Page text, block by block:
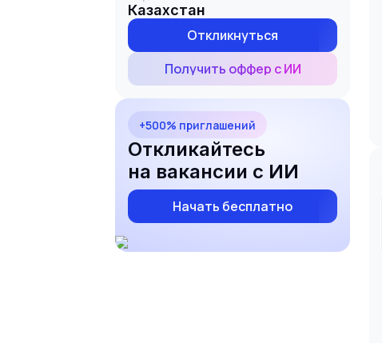
Казахстан
Откликнуться
Получить оффер с ИИ
+500% приглашений
Откликайтесь
на вакансии с ИИ
Начать бесплатно